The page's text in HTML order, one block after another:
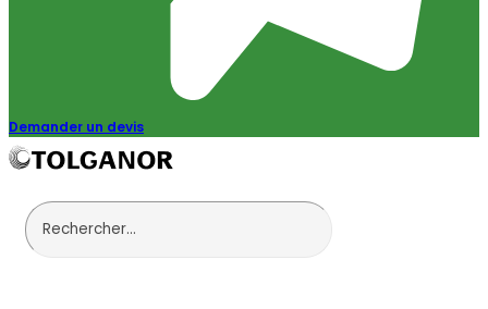
Demander un devis